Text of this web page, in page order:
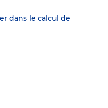
dans le calcul de